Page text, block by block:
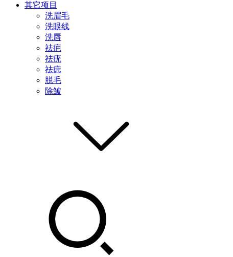
其它项目
洗眉毛
洗眼线
洗唇
祛疤
祛疣
祛痣
脱毛
除皱